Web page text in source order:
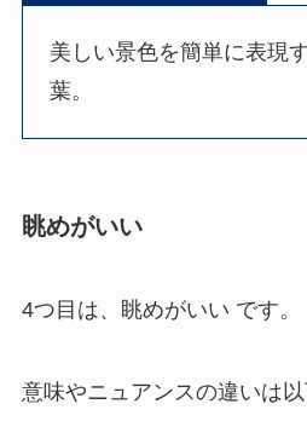
美しい景色を簡単に表現
葉。
眺めがいい
4つ目は、眺めがいい です。
意味やニュアンスの違いは以